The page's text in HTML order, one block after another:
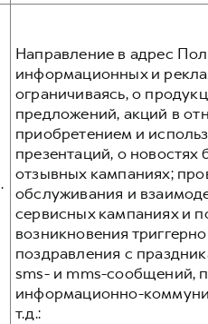
Направление в адрес
информационных и
ограничиваясь, о
предложений, акций в
приобретением и
презентаций, о
отзывных кампаниях;
обслуживания и
сервисных кампаниях и
возникновения
поздравления с
sms- и mms-сообщений,
информационно-
т.д.: